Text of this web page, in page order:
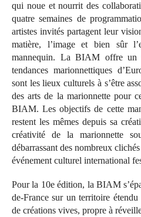
qui noue et nourrit des
quatre semaines de
artistes invités partagent leur
matière, l’image et bien sûr
mannequin. La BIAM offre un
tendances marionnettiques
sont les lieux culturels à s’être
des arts de la marionnette pour
BIAM. Les objectifs de cette
restent les mêmes depuis sa
créativité de la marionnette
débarrassant des nombreux
événement culturel international
Pour la 10e édition, la BIAM
de-France sur un territoire
de créations vives, propre à